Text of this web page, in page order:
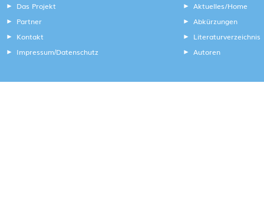
Das Projekt
Partner
Kontakt
Impressum/Datenschutz
Aktuelles/Home
Abkürzungen
Literaturverzeichnis
Autoren